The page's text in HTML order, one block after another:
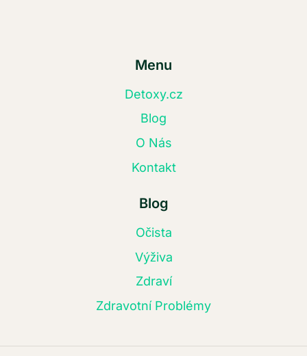
Menu
Detoxy.cz
Blog
O Nás
Kontakt
Blog
Očista
Výživa
Zdraví
Zdravotní Problémy